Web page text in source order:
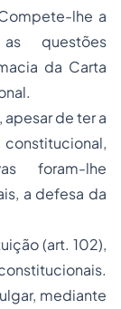
lhe a
questões
da Carta
de ter a
foram-lhe
a defesa da
(art. 102),
mediante